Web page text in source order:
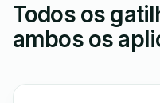
Todos os
ambos os